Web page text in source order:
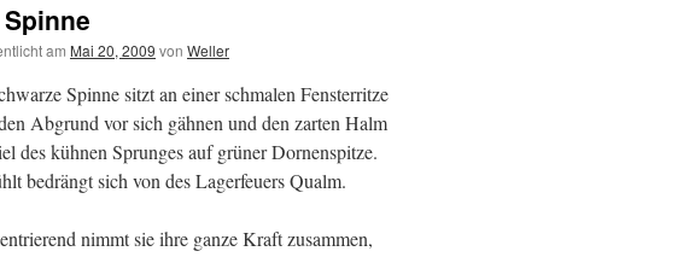
am Mai 20, 2009 von Weller
Spinne sitzt an einer schmalen Fensterritze
Abgrund vor sich gähnen und den zarten Halm
des kühnen Sprunges auf grüner Dornenspitze.
bedrängt sich von des Lagerfeuers Qualm.
nimmt sie ihre ganze Kraft zusammen,